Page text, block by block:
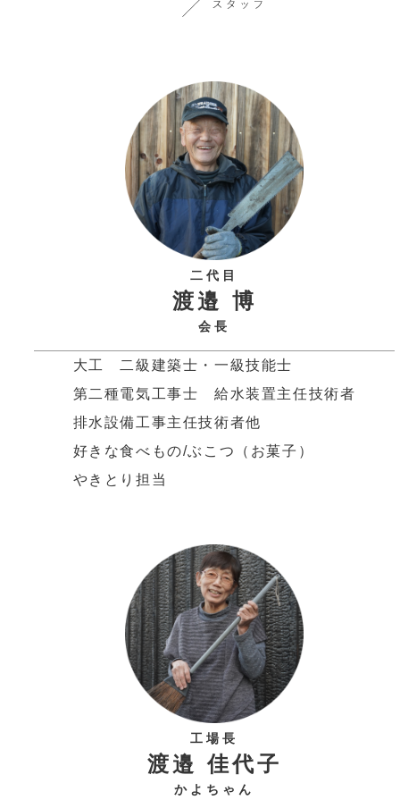
二代目
渡邉 博
会長
大工 二級建築士・一級技能士
第二種電気工事士 給水装置主任技術者
排水設備工事主任技術者他
好きな食べもの/ぶこつ（お菓子）
やきとり担当
工場長
渡邉 佳代子
かよちゃん